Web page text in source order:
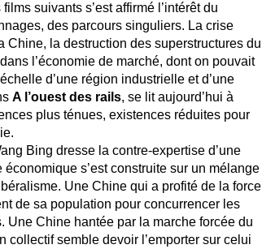
suivants s’est affirmé l’intérêt du
des parcours singuliers. La crise
Chine, la destruction des superstructures du
l’économie de marché, dont on pouvait
d’une région industrielle et d’une
A l’ouest des rails, se lit aujourd’hui à
plus ténues, existences réduites pour
Bing dresse la contre-expertise d’une
s’est construite sur un mélange
Une Chine qui a profité de la force
de sa population pour concurrencer les
Une Chine hantée par la marche forcée du
collectif semble devoir l’emporter sur celui